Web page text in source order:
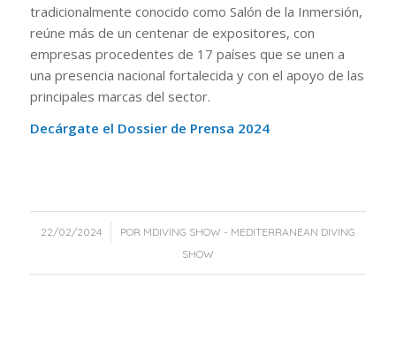
tradicionalmente conocido como Salón de la Inmersión,
reúne más de un centenar de expositores, con
empresas procedentes de 17 países que se unen a
una presencia nacional fortalecida y con el apoyo de las
principales marcas del sector.
Decárgate el Dossier de Prensa 2024
22/02/2024
/ POR MDIVING SHOW - MEDITERRANEAN DIVING
SHOW